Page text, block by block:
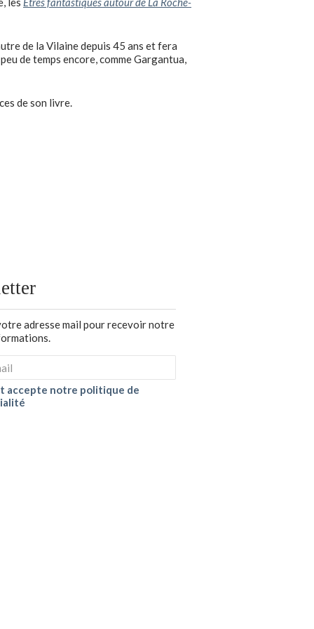
de la Vilaine depuis 45 ans et fera
de temps encore, comme Gargantua,
de son livre.
adresse mail pour recevoir notre
accepte notre politique de